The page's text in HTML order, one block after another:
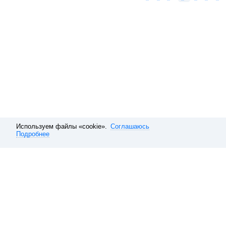
Используем файлы «cookie». Соглашаюсь
Подробнее